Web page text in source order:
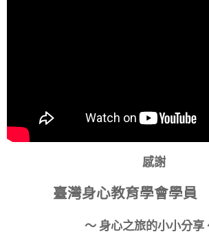
感謝
臺灣身心教育學會學員
～ 身心之旅的小小分享